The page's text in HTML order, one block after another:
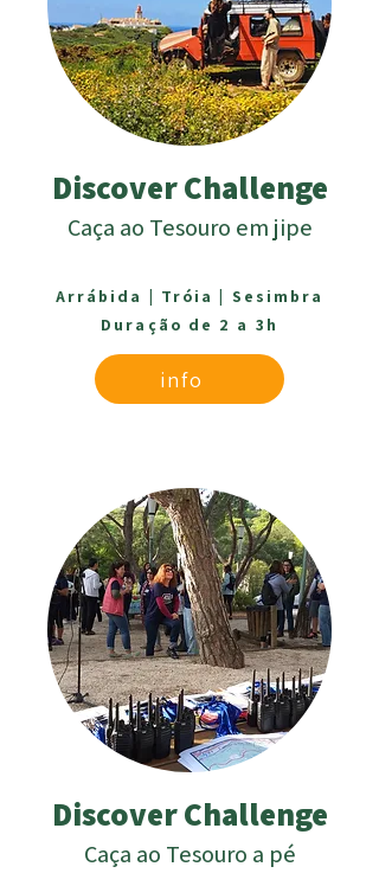
Discover Challenge
Caça ao Tesouro em jipe
Arrábida | Tróia | Sesimbra
Duração de 2 a 3h
info
Discover Challenge
Caça ao Tesouro a pé